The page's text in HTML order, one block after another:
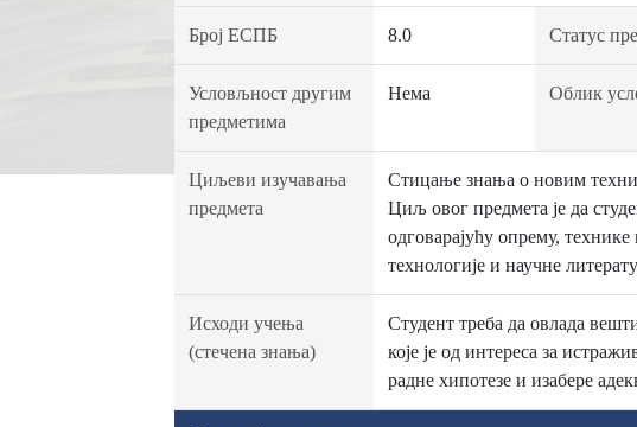
Број ЕСПБ 8.0 Статус
Условљност другим
предметима
Нема Облик
Циљеви изучавања
предмета
Стицање знања о новим
Циљ овог предмета је да
одговарајућу опрему,
технологије и научне
Исходи учења
(стечена знања)
Студент треба да овлада
које је од интереса за
радне хипотезе и изабере